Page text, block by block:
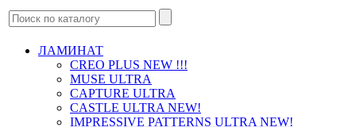
ЛАМИНАТ
CREO PLUS NEW !!!
MUSE ULTRA
CAPTURE ULTRA
CASTLE ULTRA NEW!
IMPRESSIVE PATTERNS ULTRA NEW!